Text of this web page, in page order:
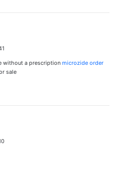
without a prescription microzide order
sale